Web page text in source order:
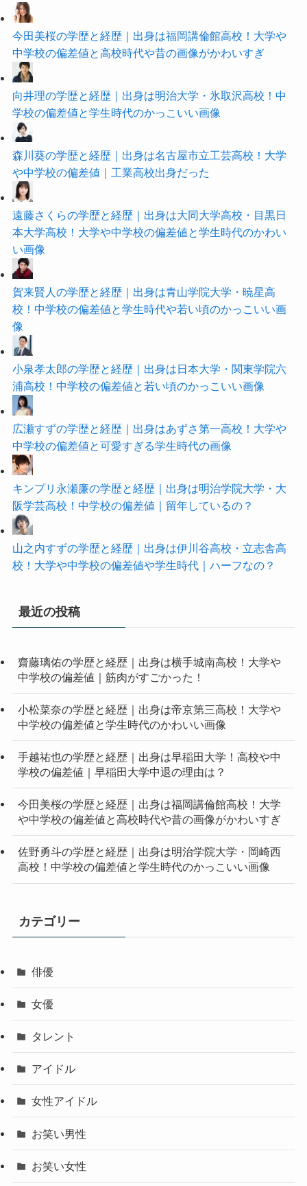
今田美桜の学歴と経歴｜出身は福岡講倫館高校！大学や
中学校の偏差値と高校時代や昔の画像がかわいすぎ
向井理の学歴と経歴｜出身は明治大学・氷取沢高校！中
学校の偏差値と学生時代のかっこいい画像
森川葵の学歴と経歴｜出身は名古屋市立工芸高校！大学
や中学校の偏差値｜工業高校出身だった
遠藤さくらの学歴と経歴｜出身は大同大学高校・目黒日
本大学高校！大学や中学校の偏差値と学生時代のかわい
い画像
賀来賢人の学歴と経歴｜出身は青山学院大学・暁星高
校！中学校の偏差値と学生時代や若い頃のかっこいい画
像
小泉孝太郎の学歴と経歴｜出身は日本大学・関東学院六
浦高校！中学校の偏差値と若い頃のかっこいい画像
広瀬すずの学歴と経歴｜出身はあずさ第一高校！大学や
中学校の偏差値と可愛すぎる学生時代の画像
キンプリ永瀬廉の学歴と経歴｜出身は明治学院大学・大
阪学芸高校！中学校の偏差値｜留年しているの？
山之内すずの学歴と経歴｜出身は伊川谷高校・立志舎高
校！大学や中学校の偏差値や学生時代｜ハーフなの？
最近の投稿
齋藤璃佑の学歴と経歴｜出身は横手城南高校！大学や
中学校の偏差値｜筋肉がすごかった！
小松菜奈の学歴と経歴｜出身は帝京第三高校！大学や
中学校の偏差値と学生時代のかわいい画像
手越祐也の学歴と経歴｜出身は早稲田大学！高校や中
学校の偏差値｜早稲田大学中退の理由は？
今田美桜の学歴と経歴｜出身は福岡講倫館高校！大学
や中学校の偏差値と高校時代や昔の画像がかわいすぎ
佐野勇斗の学歴と経歴｜出身は明治学院大学・岡崎西
高校！中学校の偏差値と学生時代のかっこいい画像
カテゴリー
俳優
女優
タレント
アイドル
女性アイドル
お笑い男性
お笑い女性